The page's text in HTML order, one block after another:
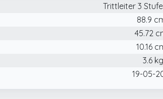
adecuado para una variedad de tareas
jardín, patio, estudio, taller u oficina,
plegable de 3 niveles se puede plegar
y el transporte. Con un
de la cama o en un rincón,
Trittleiter 3
88.9
45.72
10.16
3.6 kg
19-05-